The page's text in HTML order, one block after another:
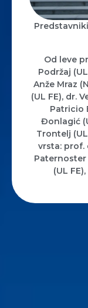
Od leve
Podržaj
Anže Mraz
(UL FE), dr.
Patricio
Đonlagić
Trontelj
vrsta: prof.
Paternoster
(UL